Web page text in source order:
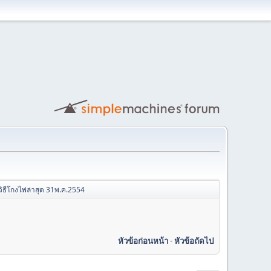
โกงไพ่ล่าสุด 31พ.ค.2554
หัวข้อก่อนหน้า-หัวข้อถัดไป